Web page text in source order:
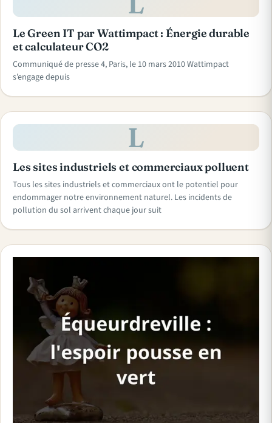
Le Green IT par Wattimpact : Énergie durable
et calculateur CO2
Communiqué de presse 4, Paris, le 10 mars 2010 Wattimpact
s’engage depuis
L
Les sites industriels et commerciaux polluent
Tous les sites industriels et commerciaux ont le potentiel pour
endommager notre environnement naturel. Les incidents de
pollution du sol arrivent chaque jour suit